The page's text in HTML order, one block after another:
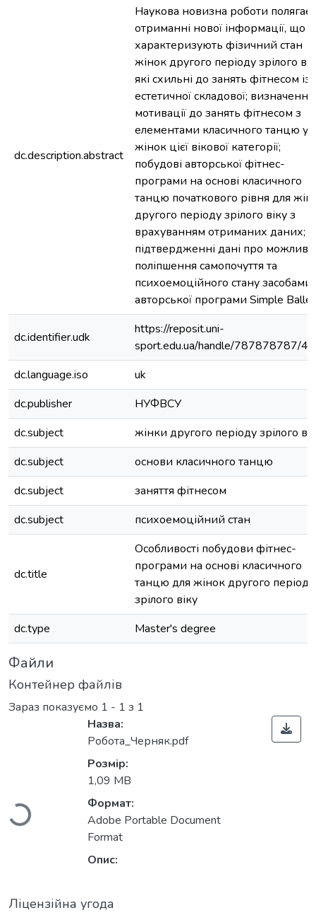
dc.description.abstract
Наукова новизна роботи полягає
отриманні нової інформації, що
характеризують фізичний стан
жінок другого періоду зрілого
які схильні до занять фітнесом із
естетичної складової; визначенні
мотивації до занять фітнесом з
елементами класичного танцю у
жінок цієї вікової категорії;
побудові авторської фітнес-
програми на основі класичного
танцю початкового рівня для
другого періоду зрілого віку з
врахуванням отриманих даних;
підтвердженні дані про
поліпшення самопочуття та
психоемоційного стану засобами
авторської програми Simple
dc.identifier.udk
https://reposit.uni-
sport.edu.ua/handle/787878787/
dc.language.iso
uk
dc.publisher
НУФВСУ
dc.subject
жінки другого періоду зрілого
dc.subject
основи класичного танцю
dc.subject
заняття фітнесом
dc.subject
психоемоційний стан
dc.title
Особливості побудови фітнес-
програми на основі класичного
танцю для жінок другого періоду
зрілого віку
dc.type
Master's degree
Файли
Контейнер файлів
Зараз показуємо 1 - 1 з 1
Вантажиться...
Назва:
Робота_Черняк.pdf
Розмір:
1,09 MB
Формат:
Adobe Portable Document
Format
Опис:
Ліцензійна угода